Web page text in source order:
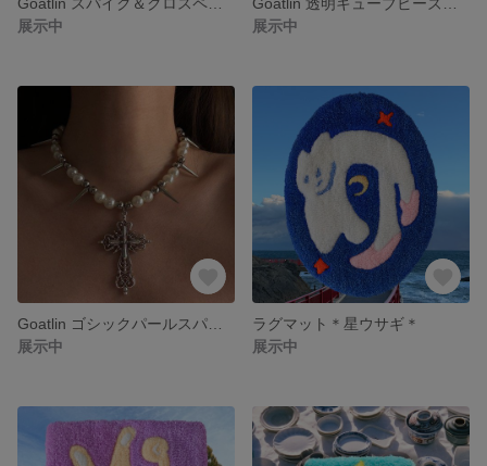
展示中
展示中
展示中
ラグマット＊星ウサギ＊
展示中